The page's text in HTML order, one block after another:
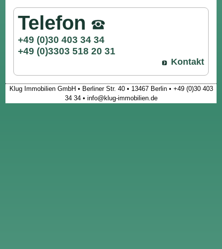
Telefon
+49 (0)30 403 34 34
+49 (0)3303 518 20 31
Kontakt
Klug Immobilien GmbH • Berliner Str. 40 • 13467 Berlin • +49 (0)30 403
34 34 • info@klug-immobilien.de